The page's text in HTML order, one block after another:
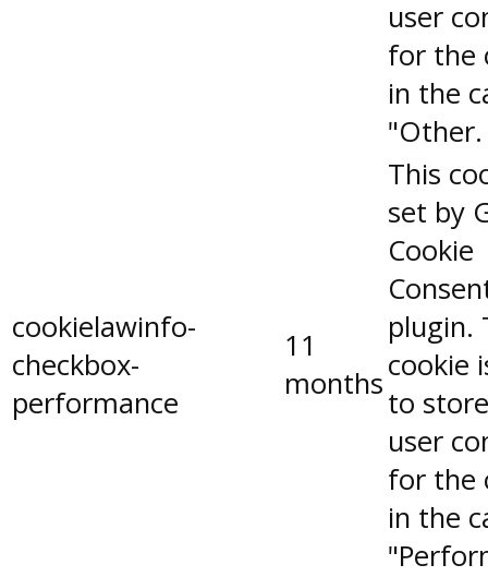
user
for the
in the
"Other.
cookielawinfo-
checkbox-
performance
11
months
This
set by
Cookie
plugin.
cookie
to
user
for the
in the